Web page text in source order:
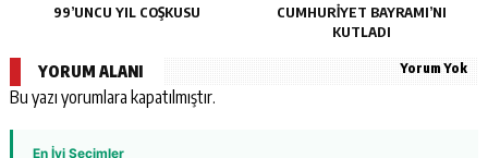
99’UNCU YIL COŞKUSU
CUMHURİYET BAYRAMI’NI
KUTLADI
YORUM ALANI Yorum Yok
Bu yazı yorumlara kapatılmıştır.
En İyi Seçimler